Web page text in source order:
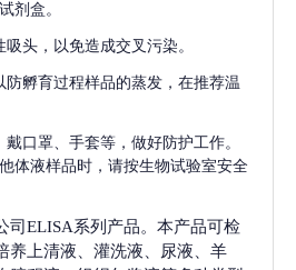
剂盒。
头，以免造成交叉污染。
防孵育过程样品的蒸发，在推荐温
口罩、手套等，做好防护工作。
体液样品时，请按生物试验室安全
司ELISA系列产品。本产品可检
养上清液、灌洗液、尿液、羊